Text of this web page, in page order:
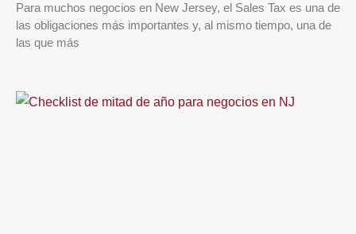
Para muchos negocios en New Jersey, el Sales Tax es una de
las obligaciones más importantes y, al mismo tiempo, una de
las que más